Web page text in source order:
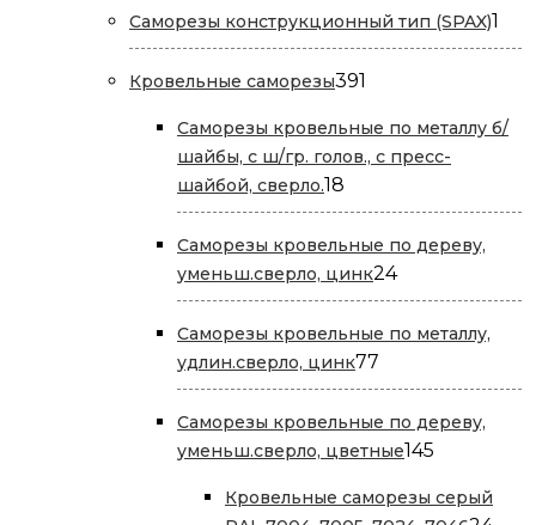
Саморезы конструкционный тип (SPAX)1
Кровельные саморезы391
Саморезы кровельные по металлу б/
шайбы, с ш/гр. голов., с пресс-
шайбой, сверло.18
товаров
Саморезы кровельные по дереву,
уменьш.сверло, цинк2424
товара
Саморезы кровельные по металлу,
удлин.сверло, цинк77
товаров
Саморезы кровельные по дереву,
уменьш.сверло, цветные145
Кровельные саморезы серый